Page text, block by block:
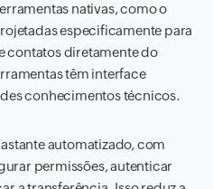
nativas, como o
especificamente para
contatos diretamente do
têm interface
conhecimentos técnicos.
automatizado, com
permissões, autenticar